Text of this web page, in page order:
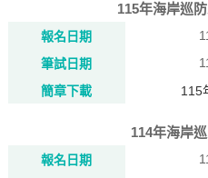
115年海岸巡
報名日期
筆試日期
簡章下載
115
114年海岸
報名日期